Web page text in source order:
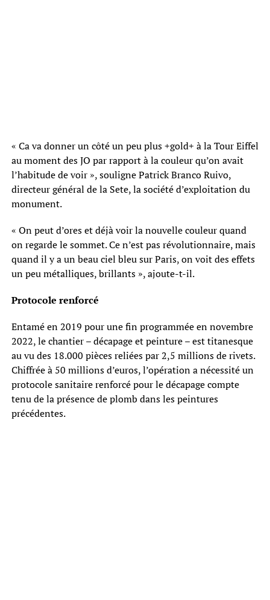
« Ca va donner un côté un peu plus +gold+ à la Tour Eiffel
au moment des JO par rapport à la couleur qu’on avait
l’habitude de voir », souligne Patrick Branco Ruivo,
directeur général de la Sete, la société d’exploitation du
monument.
« On peut d’ores et déjà voir la nouvelle couleur quand
on regarde le sommet. Ce n’est pas révolutionnaire, mais
quand il y a un beau ciel bleu sur Paris, on voit des effets
un peu métalliques, brillants », ajoute-t-il.
Protocole renforcé
Entamé en 2019 pour une fin programmée en novembre
2022, le chantier – décapage et peinture – est titanesque
au vu des 18.000 pièces reliées par 2,5 millions de rivets.
Chiffrée à 50 millions d’euros, l’opération a nécessité un
protocole sanitaire renforcé pour le décapage compte
tenu de la présence de plomb dans les peintures
précédentes.